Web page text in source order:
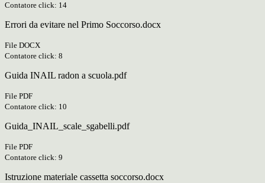
Contatore click: 14
Errori da evitare nel Primo Soccorso.docx
File DOCX
Contatore click: 8
Guida INAIL radon a scuola.pdf
File PDF
Contatore click: 10
Guida_INAIL_scale_sgabelli.pdf
File PDF
Contatore click: 9
Istruzione materiale cassetta soccorso.docx